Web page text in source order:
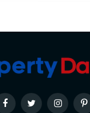
FacebookTwitter Instagram